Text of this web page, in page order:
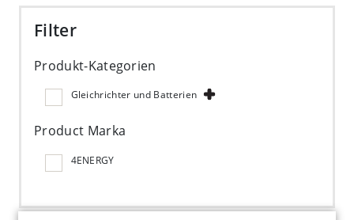
Filter
Produkt-Kategorien
Gleichrichter und Batterien
Product Marka
4ENERGY